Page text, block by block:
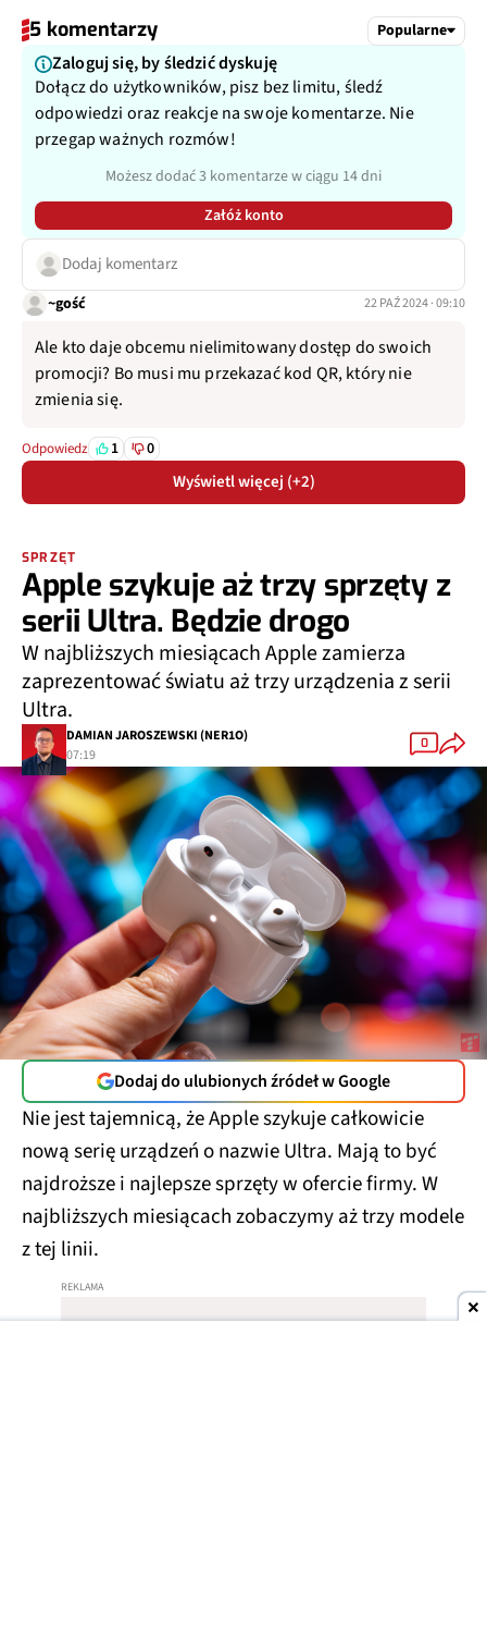
5 komentarzy Popularne
Zaloguj się, by śledzić dyskuję
Dołącz do użytkowników, pisz bez limitu, śledź
odpowiedzi oraz reakcje na swoje komentarze. Nie
przegap ważnych rozmów!
Możesz dodać 3 komentarze w ciągu 14 dni
Załóż konto
Dodaj komentarz
~gość 22 PAŹ 2024 · 09:10
Ale kto daje obcemu nielimitowany dostęp do swoich
promocji? Bo musi mu przekazać kod QR, który nie
zmienia się.
Odpowiedz 1 0
Wyświetl więcej (+2)
SPRZĘT
Apple szykuje aż trzy sprzęty z
serii Ultra. Będzie drogo
W najbliższych miesiącach Apple zamierza
zaprezentować światu aż trzy urządzenia z serii
Ultra.
DAMIAN JAROSZEWSKI (NER1O)
07:19
0
Dodaj do ulubionych źródeł w Google
Nie jest tajemnicą, że Apple szykuje całkowicie
nową serię urządzeń o nazwie Ultra. Mają to być
najdroższe i najlepsze sprzęty w ofercie firmy. W
najbliższych miesiącach zobaczymy aż trzy modele
z tej linii.